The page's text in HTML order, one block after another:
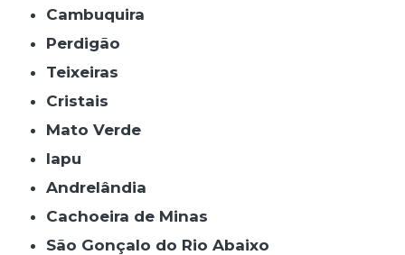
Cambuquira
Perdigão
Teixeiras
Cristais
Mato Verde
Iapu
Andrelândia
Cachoeira de Minas
São Gonçalo do Rio Abaixo